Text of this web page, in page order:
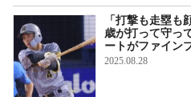
「打撃も走塁も
歳が打って守っ
ートがファイン
2025.08.28